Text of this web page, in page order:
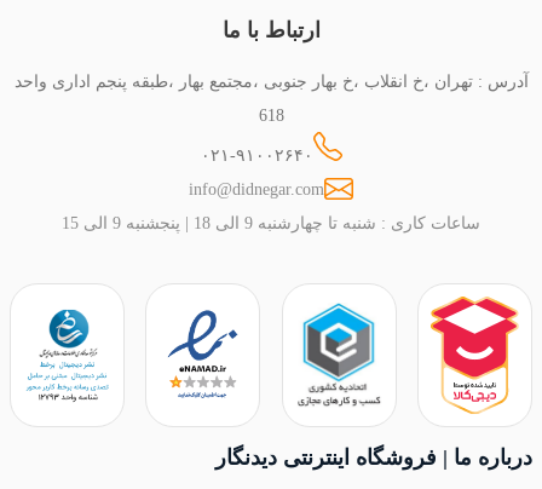
ارتباط با ما
آدرس : تهران ،خ انقلاب ،خ بهار جنوبی ،مجتمع بهار ،طبقه پنجم اداری واحد
618
۰۲۱-۹۱۰۰۲۶۴۰
info@didnegar.com
ساعات کاری : شنبه تا چهارشنبه 9 الی 18 | پنجشنبه 9 الی 15
درباره ما | فروشگاه اینترنتی دیدنگار